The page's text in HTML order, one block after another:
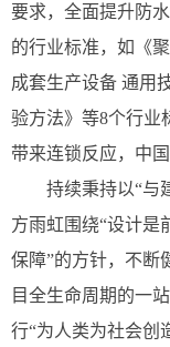
要求，全面提升防
的行业标准，如《
成套生产设备 通用
验方法》等8个行业
带来连锁反应，中
持续秉持以“与建
方雨虹围绕“设计是
保障”的方针，不断
目全生命周期的一
行“为人类为社会创